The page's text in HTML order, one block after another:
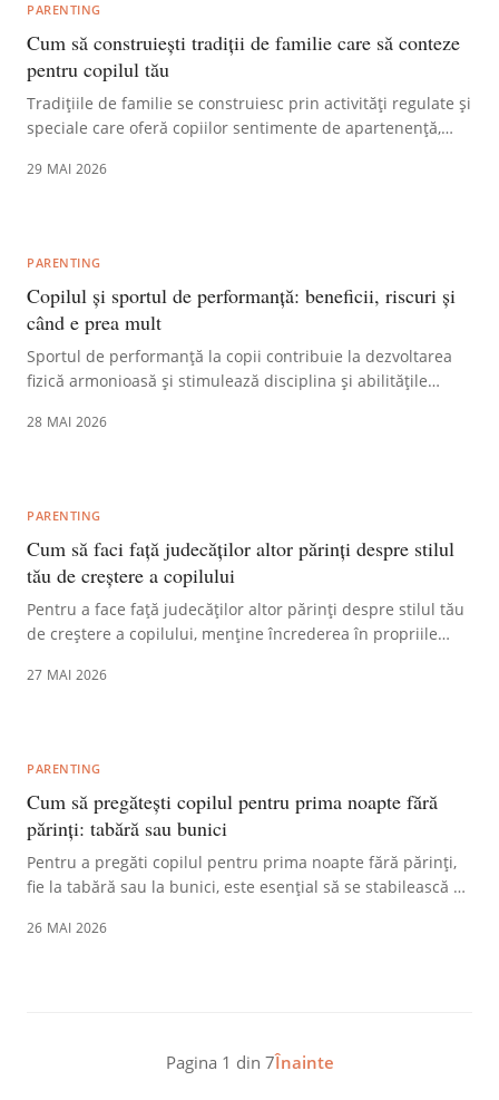
pozitive în contribuția fiecărui părinte.
PARENTING
Cum să construiești tradiții de familie care să conteze
pentru copilul tău
Tradițiile de familie se construiesc prin activități regulate și
speciale care oferă copiilor sentimente de apartenență,
familie care să conteze, implicați-vă copiii în alegerea și
29 MAI 2026
PARENTING
Copilul și sportul de performanță: beneficii, riscuri și
când e prea mult
Sportul de performanță la copii contribuie la dezvoltarea
fizică armonioasă și stimulează disciplina și abilitățile
accidentări, iar excesul se manifestă prin pierderea
28 MAI 2026
PARENTING
Cum să faci față judecăților altor părinți despre stilul
tău de creștere a copilului
Pentru a face față judecăților altor părinți despre stilul tău
de creștere a copilului, menține încrederea în propriile
familie este unică; stabilește limite sănătoase cu criticii,
27 MAI 2026
PARENTING
Cum să pregătești copilul pentru prima noapte fără
părinți: tabără sau bunici
Pentru a pregăti copilul pentru prima noapte fără părinți,
fie la tabără sau la bunici, este esențial să se stabilească o
familiar și sigur, incluzând obiecte de tranziție. Discuțiile
26 MAI 2026
Pagina 1 din 7Înainte